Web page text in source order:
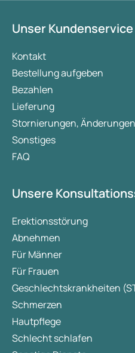
Unser Kundenservice
Kontakt
Bestellung aufgeben
Bezahlen
Lieferung
Stornierungen,
Sonstiges
FAQ
Unsere
Erektionsstörung
Abnehmen
Für Männer
Für Frauen
Geschlechtskrankheiten
Schmerzen
Hautpflege
Schlecht schlafen